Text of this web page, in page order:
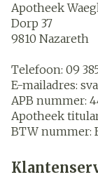
Apotheek
Dorp 37
9810 Nazareth
Telefoon: 09
E-mailadres:
APB nummer:
Apotheek
BTW nummer: